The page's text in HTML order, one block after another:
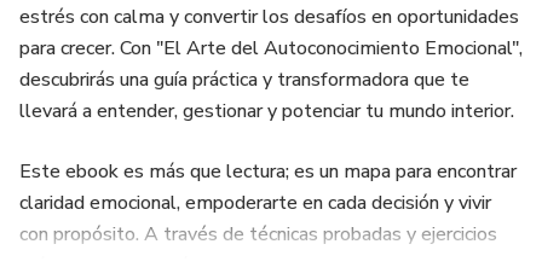
estrés con calma y convertir los desafíos en oportunidades
para crecer. Con "El Arte del Autoconocimiento Emocional",
descubrirás una guía práctica y transformadora que te
llevará a entender, gestionar y potenciar tu mundo interior.
Este ebook es más que lectura; es un mapa para encontrar
claridad emocional, empoderarte en cada decisión y vivir
con propósito. A través de técnicas probadas y ejercicios